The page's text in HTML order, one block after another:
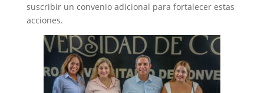
suscribir un convenio adicional para fortalecer estas
acciones.